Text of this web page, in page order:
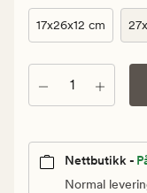
kr
17x26x12 cm
Antall
Nettbutikk -
Normal